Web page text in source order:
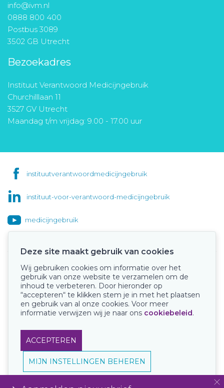
info@ivm.nl
0888 800 400
Postbus 3089
3502 GB Utrecht
Bezoekadres
Instituut Verantwoord Medicijngebruik
Churchilllaan 11
3527 GV Utrecht
Maandag t/m vrijdag: 9.00 - 17.00 uur
instituutverantwoordmedicijngebruik
instituut-voor-verantwoord-medicijngebruik
medicijngebruik
Onze keurmerken
Deze site maakt gebruik van cookies
Wij gebruiken cookies om informatie over het
gebruik van onze website te verzamelen om de
inhoud te verbeteren. Door hieronder op
“accepteren“ te klikken stem je in met het plaatsen
en gebruik van al onze cookies. Voor meer
informatie verwijzen wij je naar ons cookiebeleid.
ACCEPTEREN
MIJN INSTELLINGEN BEHEREN